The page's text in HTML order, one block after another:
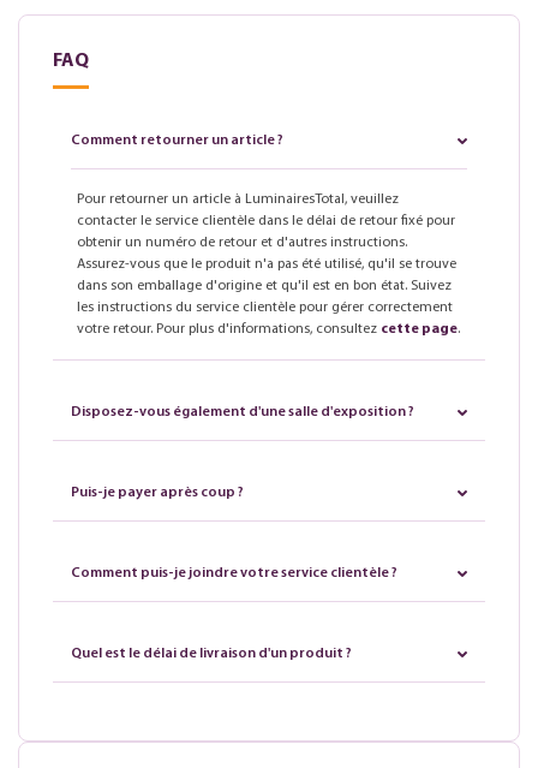
FAQ
Comment retourner un article ?
Pour retourner un article à LuminairesTotal, veuillez
contacter le service clientèle dans le délai de retour fixé pour
obtenir un numéro de retour et d'autres instructions.
Assurez-vous que le produit n'a pas été utilisé, qu'il se trouve
dans son emballage d'origine et qu'il est en bon état. Suivez
les instructions du service clientèle pour gérer correctement
votre retour. Pour plus d'informations, consultez cette page.
Disposez-vous également d'une salle d'exposition ?
Puis-je payer après coup ?
Comment puis-je joindre votre service clientèle ?
Quel est le délai de livraison d'un produit ?